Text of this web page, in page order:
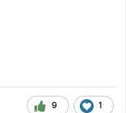
9 1